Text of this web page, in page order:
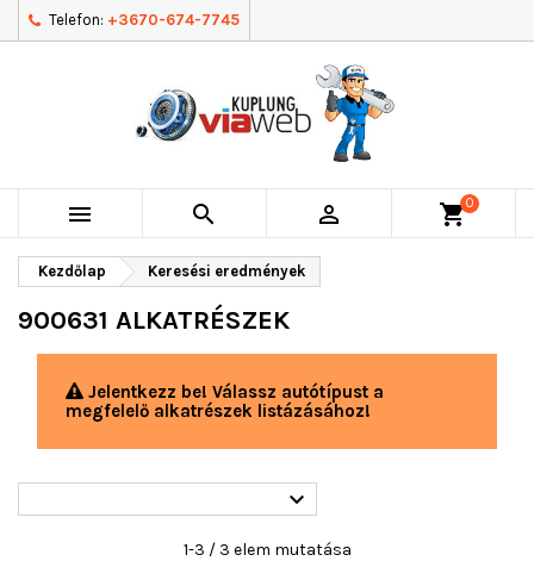
Telefon: +3670-674-7745
   shopping_cart0
Kezdőlap Keresési eredmények
900631 ALKATRÉSZEK
Jelentkezz be! Válassz autótípust a
megfelelő alkatrészek listázásához!

1-3 / 3 elem mutatása